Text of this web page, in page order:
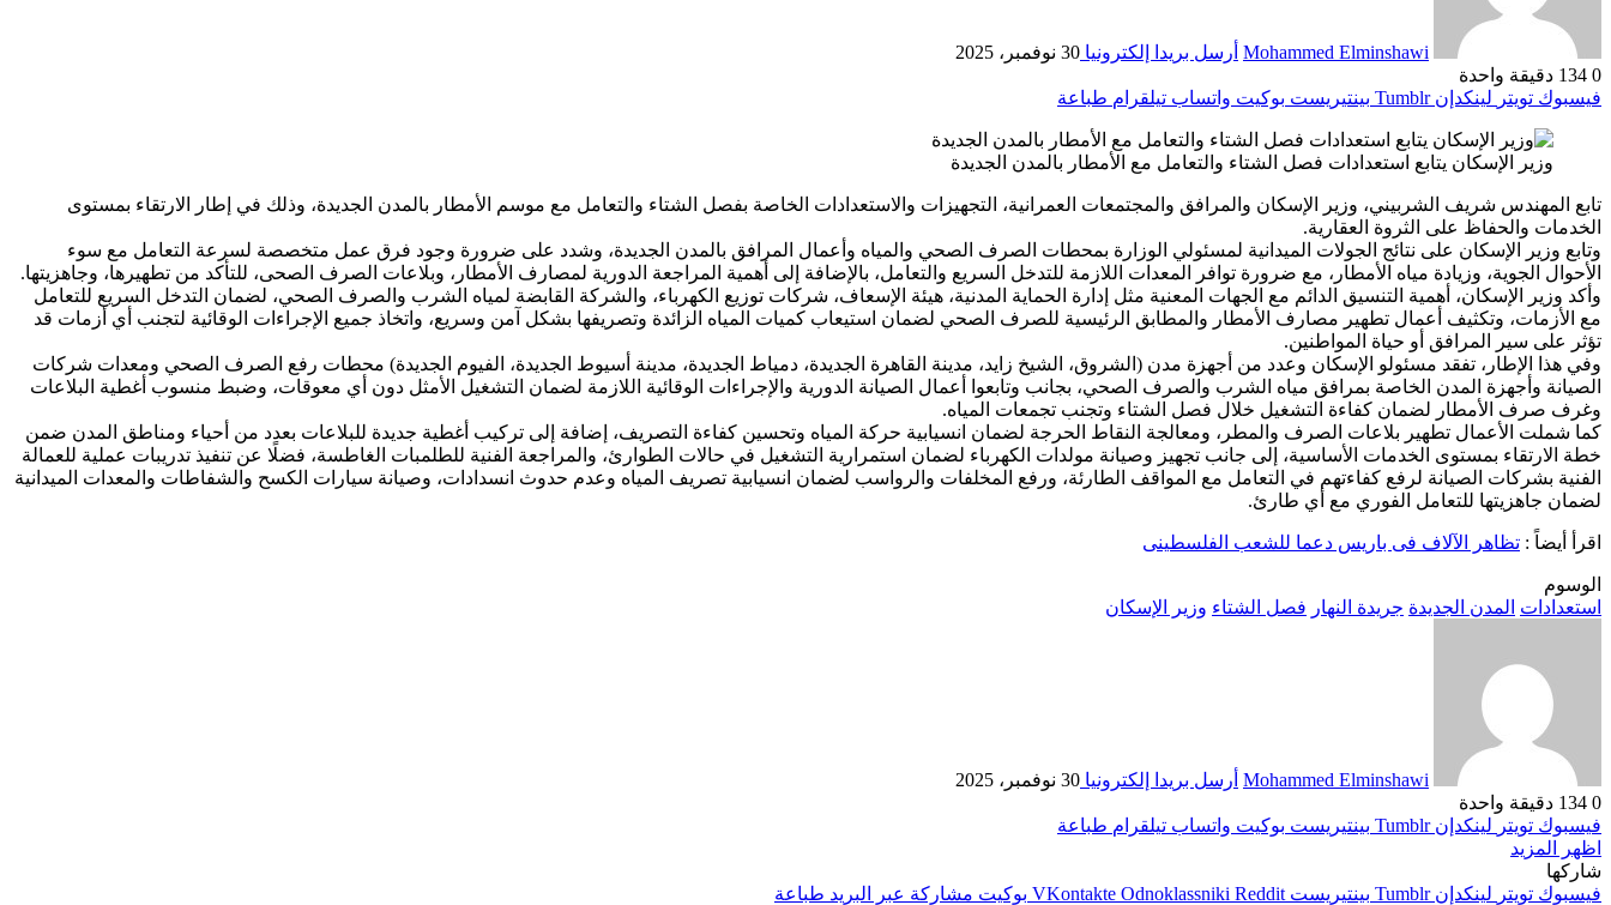
Mohammed Elminshawi أرسل بريدا إلكترونيا 30 نوفمبر، 2025
0
دقيقة واحدة
فيسبوك تويتر لينكدإن بينتيريست بوكيت واتساب تيلقرام طباعة
وزير الإسكان يتابع استعدادات فصل الشتاء والتعامل مع الأمطار بالمدن الجديدة
تابع المهندس شريف الشربيني، وزير الإسكان والمرافق والمجتمعات العمرانية، التجهيزات والاستعدادات الخاصة بفصل الشتاء والتعامل مع موسم الأمطار بالمدن الجديدة، وذلك في إطار الارتقاء بمستوى
الخدمات والحفاظ على الثروة العقارية.
وتابع وزير الإسكان على نتائج الجولات الميدانية لمسئولي الوزارة بمحطات الصرف الصحي والمياه وأعمال المرافق بالمدن الجديدة، وشدد على ضرورة وجود فرق عمل متخصصة لسرعة التعامل مع سوء
الأحوال الجوية، وزيادة مياه الأمطار، مع ضرورة توافر المعدات اللازمة للتدخل السريع والتعامل، بالإضافة إلى أهمية المراجعة الدورية لمصارف الأمطار، وبلاعات الصرف الصحى، للتأكد من تطهيرها، وجاهزيتها.
وأكد وزير الإسكان، أهمية التنسيق الدائم مع الجهات المعنية مثل إدارة الحماية المدنية، هيئة الإسعاف، شركات توزيع الكهرباء، والشركة القابضة لمياه الشرب والصرف الصحي، لضمان التدخل السريع للتعامل
مع الأزمات، وتكثيف أعمال تطهير مصارف الأمطار والمطابق الرئيسية للصرف الصحي لضمان استيعاب كميات المياه الزائدة وتصريفها بشكل آمن وسريع، واتخاذ جميع الإجراءات الوقائية لتجنب أي أزمات قد
تؤثر على سير المرافق أو حياة المواطنين.
وفي هذا الإطار، تفقد مسئولو الإسكان وعدد من أجهزة مدن (الشروق، الشيخ زايد، مدينة القاهرة الجديدة، دمياط الجديدة، مدينة أسيوط الجديدة، الفيوم الجديدة) محطات رفع الصرف الصحي ومعدات شركات
الصيانة وأجهزة المدن الخاصة بمرافق مياه الشرب والصرف الصحي، بجانب وتابعوا أعمال الصيانة الدورية والإجراءات الوقائية اللازمة لضمان التشغيل الأمثل دون أي معوقات، وضبط منسوب أغطية البلاعات
وغرف صرف الأمطار لضمان كفاءة التشغيل خلال فصل الشتاء وتجنب تجمعات المياه.
كما شملت الأعمال تطهير بلاعات الصرف والمطر، ومعالجة النقاط الحرجة لضمان انسيابية حركة المياه وتحسين كفاءة التصريف، إضافة إلى تركيب أغطية جديدة للبلاعات بعدد من أحياء ومناطق المدن ضمن
خطة الارتقاء بمستوى الخدمات الأساسية، إلى جانب تجهيز وصيانة مولدات الكهرباء لضمان استمرارية التشغيل في حالات الطوارئ، والمراجعة الفنية للطلمبات الغاطسة، فضلًا عن تنفيذ تدريبات عملية للعمالة
الفنية بشركات الصيانة لرفع كفاءتهم في التعامل مع المواقف الطارئة، ورفع المخلفات والرواسب لضمان انسيابية تصريف المياه وعدم حدوث انسدادات، وصيانة سيارات الكسح والشفاطات والمعدات الميدانية
لضمان جاهزيتها للتعامل الفوري مع أي طارئ.
اقرأ أيضاً : تظاهر الآلاف فى باريس دعما للشعب الفلسطينى
الوسوم
استعدادات المدن الجديدة جريدة النهار فصل الشتاء وزير الإسكان
Mohammed Elminshawi أرسل بريدا إلكترونيا 30 نوفمبر، 2025
0
دقيقة واحدة
فيسبوك تويتر لينكدإن بينتيريست بوكيت واتساب تيلقرام طباعة
اظهر المزيد
شاركها
فيسبوك تويتر لينكدإن بينتيريست Odnoklassniki بوكيت مشاركة عبر البريد طباعة